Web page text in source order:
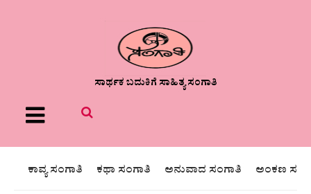
ಸಾರ್ಥಕ ಬದುಕಿಗೆ ಸಾಹಿತ್ಯ ಸಂಗಾತಿ
Menu
ಕಾವ್ಯ ಸಂಗಾತಿ ಕಥಾ ಸಂಗಾತಿ ಅನುವಾದ ಸಂಗಾತಿ ಅಂಕಣ